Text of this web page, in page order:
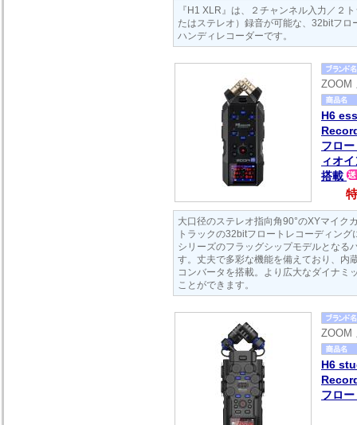
『H1 XLR』は、２チャンネル入力／２
たはステレオ）録音が可能な、32bitフロ
ハンディレコーダーです。
ZOOM
H6
フロ
ィオ
搭載
大口径のステレオ指向角90°のXYマイク
トラックの32bitフロートレコーディン
シリーズのフラッグシップモデルとなる
す。丈夫で多彩な機能を備えており、内
コンバータを搭載。より広大なダイナミ
ことができます。
ZOOM
H6
フロ